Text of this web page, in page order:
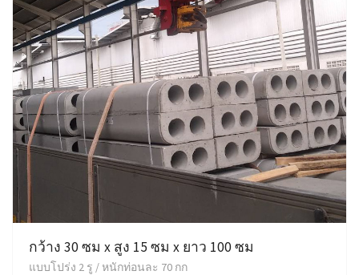
กว้าง 30 ซม x สูง 15 ซม x ยาว 100 ซม
แบบโปร่ง 2 รู / หนักท่อนละ 70 กก